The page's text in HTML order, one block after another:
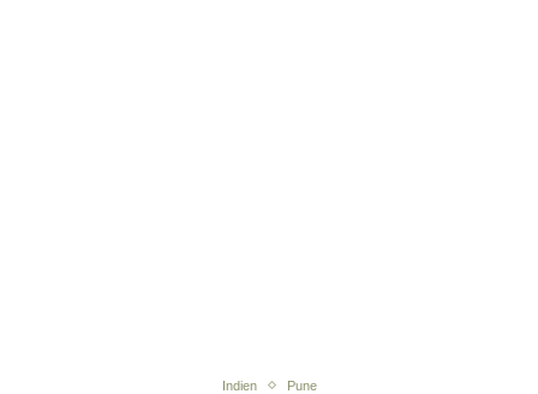
Indien Pune